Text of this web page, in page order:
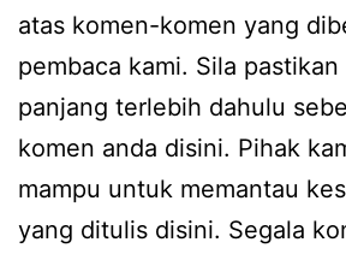
atas komen-komen yang
pembaca kami. Sila
panjang terlebih dahulu
komen anda disini. Pihak
mampu untuk memantau
yang ditulis disini. Segala